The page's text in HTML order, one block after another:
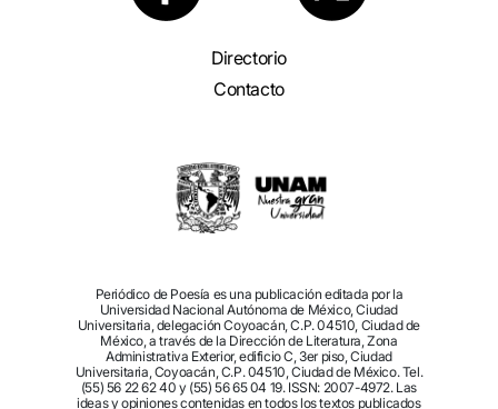
Directorio
Contacto
Periódico de Poesía es una publicación editada por la
Universidad Nacional Autónoma de México, Ciudad
Universitaria, delegación Coyoacán, C.P. 04510, Ciudad de
México, a través de la Dirección de Literatura, Zona
Administrativa Exterior, edificio C, 3er piso, Ciudad
Universitaria, Coyoacán, C.P. 04510, Ciudad de México. Tel.
(55) 56 22 62 40 y (55) 56 65 04 19. ISSN: 2007-4972. Las
ideas y opiniones contenidas en todos los textos publicados